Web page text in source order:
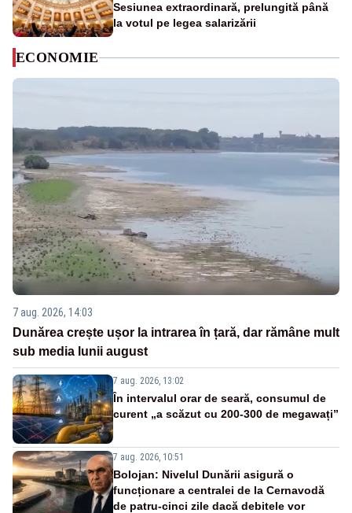
Sesiunea extraordinară, prelungită până
la votul pe legea salarizării
ECONOMIE
7 aug. 2026, 14:03
Dunărea crește ușor la intrarea în țară, dar rămâne mult
sub media lunii august
7 aug. 2026, 13:02
În intervalul orar de seară, consumul de
curent „a scăzut cu 200-300 de megawați”
7 aug. 2026, 10:51
Bolojan: Nivelul Dunării asigură o
funcționare a centralei de la Cernavodă
de patru-cinci zile dacă debitele vor